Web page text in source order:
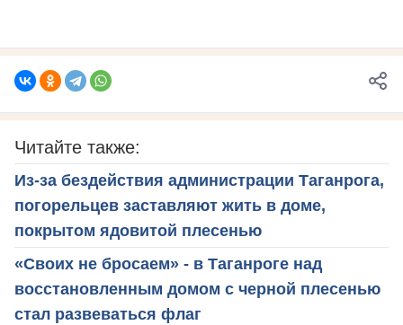
Читайте также:
Из-за бездействия администрации Таганрога,
погорельцев заставляют жить в доме,
покрытом ядовитой плесенью
«Своих не бросаем» - в Таганроге над
восстановленным домом с черной плесенью
стал развеваться флаг